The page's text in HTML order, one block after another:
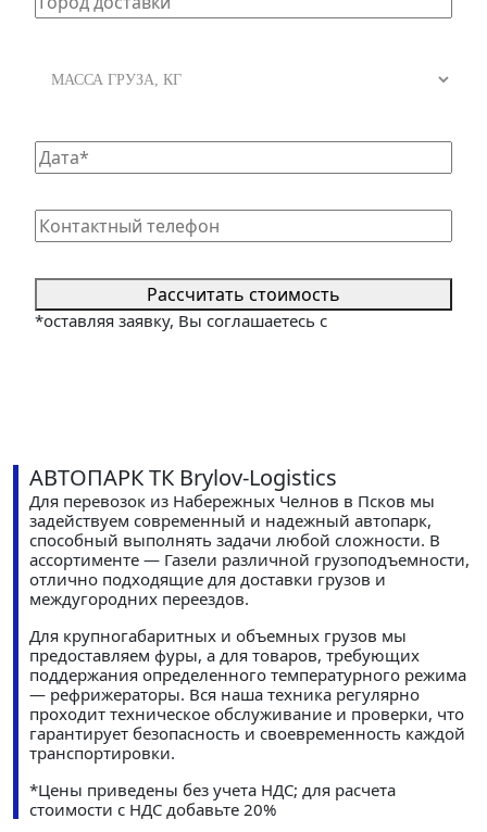
Рассчитать стоимость
*оставляя заявку, Вы соглашаетесь с
АВТОПАРК ТК Brylov-Logistics
Для перевозок из Набережных Челнов в Псков мы
задействуем современный и надежный автопарк,
способный выполнять задачи любой сложности. В
ассортименте — Газели различной грузоподъемности,
отлично подходящие для доставки грузов и
междугородних переездов.
Для крупногабаритных и объемных грузов мы
предоставляем фуры, а для товаров, требующих
поддержания определенного температурного режима
— рефрижераторы. Вся наша техника регулярно
проходит техническое обслуживание и проверки, что
гарантирует безопасность и своевременность каждой
транспортировки.
*Цены приведены без учета НДС; для расчета
стоимости с НДС добавьте 20%